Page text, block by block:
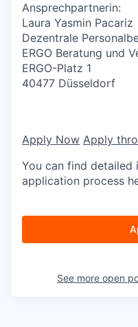
Ansprechpartnerin:
Laura Yasmin Pacariz
Dezentrale
ERGO Beratung und
ERGO-Platz 1
40477 Düsseldorf
Apply Now Apply
You can find
application process
See more open